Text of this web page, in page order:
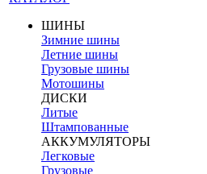
ШИНЫ
Зимние шины
Летние шины
Грузовые шины
Мотошины
ДИСКИ
Литые
Штампованные
АККУМУЛЯТОРЫ
Легковые
Грузовые